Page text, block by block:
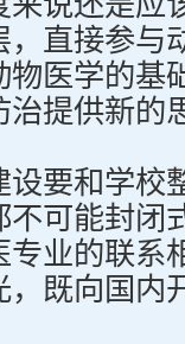
直接参与
医学的基
提供新的
要和学校
可能封闭
业的联系
既向国内